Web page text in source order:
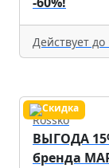
Действует до
Rossko
ВЫГОДА
бренда